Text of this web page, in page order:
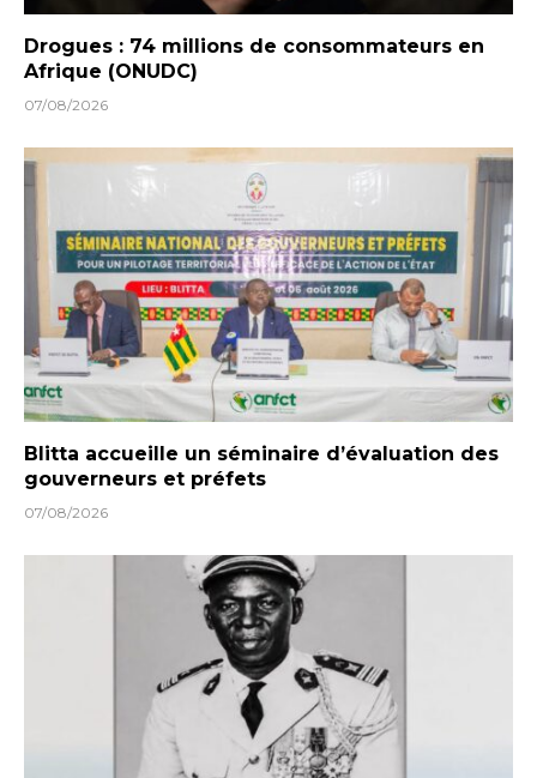
Drogues : 74 millions de consommateurs en
Afrique (ONUDC)
07/08/2026
Blitta accueille un séminaire d’évaluation des
gouverneurs et préfets
07/08/2026